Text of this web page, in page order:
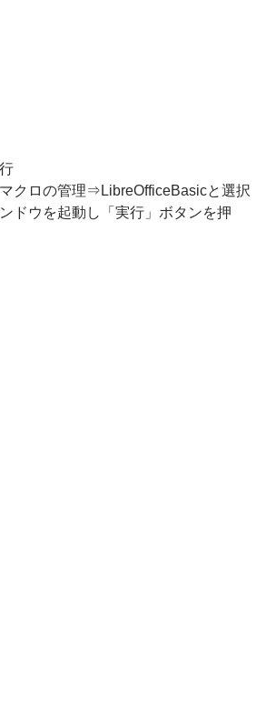
クロの管理⇒LibreOfficeBasicと選択
ドウを起動し「実行」ボタンを押